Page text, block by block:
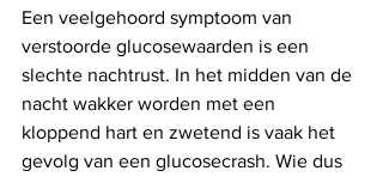
Een veelgehoord symptoom van
verstoorde glucosewaarden is een
slechte nachtrust. In het midden van de
nacht wakker worden met een
kloppend hart en zwetend is vaak het
gevolg van een glucosecrash. Wie dus